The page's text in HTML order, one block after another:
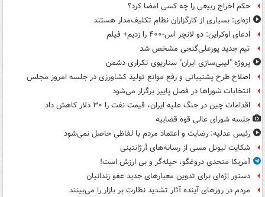
حکم اخراج ربیعی را چه کسی امضا کرد؟
اژه‌ای: بسیاری از کارگزاران نظام تکلیف‌مدار هستند
ادعای اوکراین: دو لانچر اس-۴۰۰ را زدیم+ فیلم
تیم جدید پورعلی‌گنجی مشخص شد
پروژه "لیبی‌سازی ایران" سناریوی تکراری دشمن
اصلاح طرح پشتیبانی و رفع موانع تولید کشاورزی در جلسه امروز مجلس
انتخابات شوراها در فصل پاییز برگزار می‌شود
اقدامات چین در جنگ علیه ایران، قیمت نفت را ۳۰ دلار کاهش داد
جلسه شورای عالی قوه قضاییه
رئیس عدلیه: رضایت و اعتماد مردم با لفاظی حاصل نمی‌شود
شکایت لیونل مسی از رسانه‌های آرژانتینی
آمریکا متحدی دروغگو، حیله‌گر و بی ارزش است!
دستور اژه‌ای برای تدوین معیارهای جدید عفو زندانیان
مردم در روزهای آینده آثار تشدید نظارت بر بازار را می‌بینند